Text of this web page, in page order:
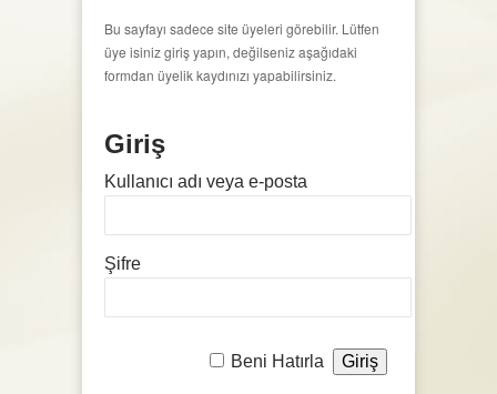
Bu sayfayı sadece site üyeleri görebilir. Lütfen
üye isiniz giriş yapın, değilseniz aşağıdaki
formdan üyelik kaydınızı yapabilirsiniz.
Giriş
Kullanıcı adı veya e-posta
Şifre
Beni Hatırla